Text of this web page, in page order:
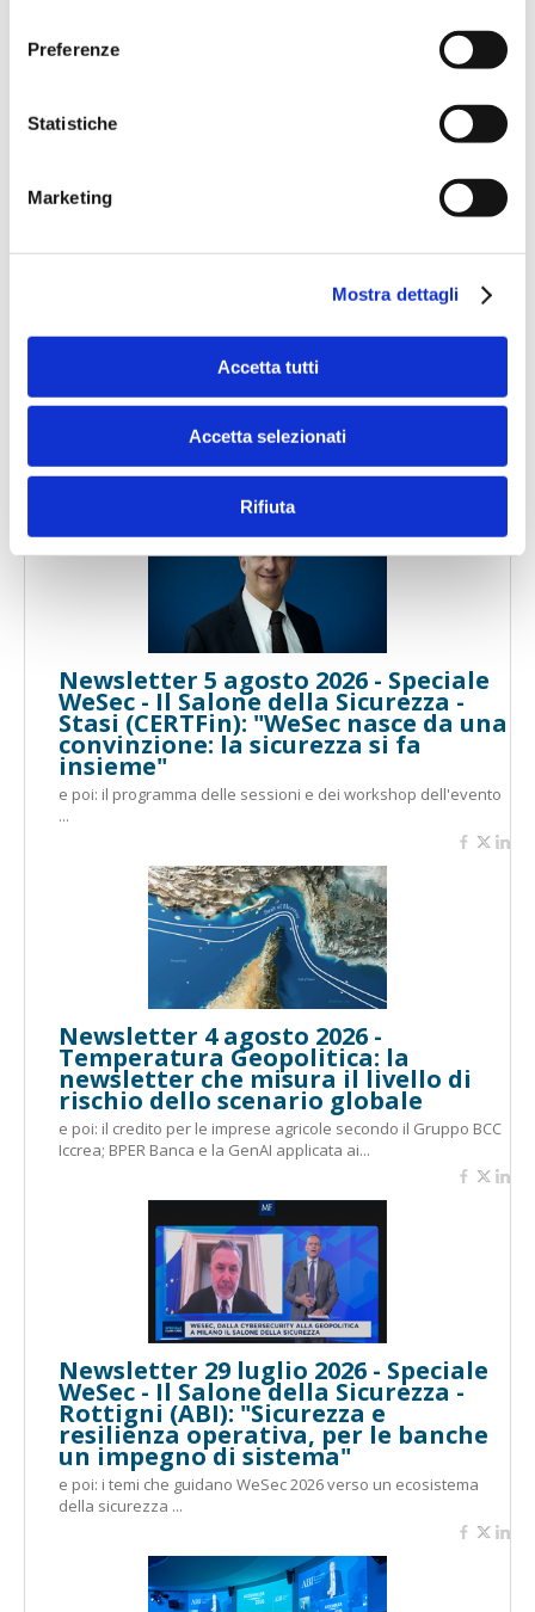
Preferenze
Statistiche
Marketing
Mostra dettagli
Accetta tutti
Accetta selezionati
Rifiuta
Il Salone dei Pagamenti 2025
L’appuntamento internazionale made in Italy sulle frontiere
Vai alla pagina Speciali Eventi
Newsletter 5 agosto 2026 - Speciale
WeSec - Il Salone della Sicurezza -
Stasi (CERTFin): "WeSec nasce da una
convinzione: la sicurezza si fa
insieme"
e poi: il programma delle sessioni e dei workshop dell'evento
...
Newsletter 4 agosto 2026 -
Temperatura Geopolitica: la
newsletter che misura il livello di
rischio dello scenario globale
e poi: il credito per le imprese agricole secondo il Gruppo BCC
Iccrea; BPER Banca e la GenAI applicata ai...
Newsletter 29 luglio 2026 - Speciale
WeSec - Il Salone della Sicurezza -
Rottigni (ABI): "Sicurezza e
resilienza operativa, per le banche
un impegno di sistema"
e poi: i temi che guidano WeSec 2026 verso un ecosistema
della sicurezza ...